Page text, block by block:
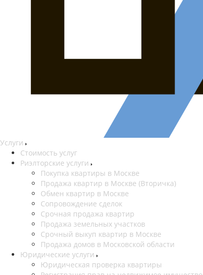
Услуги
Стоимость услуг
Риэлторские услуги
Покупка квартиры в Москве
Продажа квартир в Москве (Вторичка)
Обмен квартир в Москве
Сопровождение сделок
Срочная продажа квартир
Продажа земельных участков
Срочный выкуп квартир в Москве
Продажа домов в Московской области
Юридические услуги
Юридическая проверка квартиры